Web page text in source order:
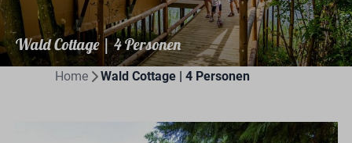
Wald Cottage | 4 Personen
Home Wald Cottage | 4 Personen